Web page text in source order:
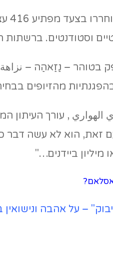
וסטודנטים.
– נַזַאהַה –
מהזיופים
الهواري , עורך
ביידנים…"
– על אהבה